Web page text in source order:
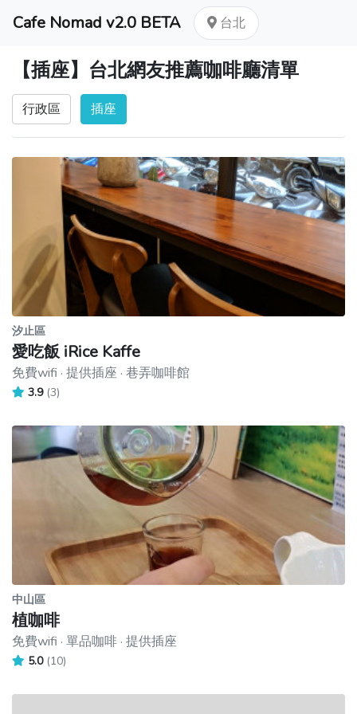
Cafe Nomad v2.0 BETA 台北
【插座】台北網友推薦咖啡廳清單
行政區 插座
汐止區
愛吃飯 iRice Kaffe
免費wifi · 提供插座 · 巷弄咖啡館
3.9 (3)
中山區
植咖啡
免費wifi · 單品咖啡 · 提供插座
5.0 (10)